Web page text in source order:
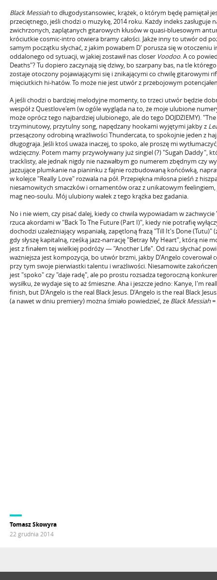
Black Messiahto długodystansowiec, krążek, o którym będę pamiętał
przeciętnego, jeśli chodzi o muzykę, 2014 roku. Każdy indeks zasługuje
zwichrzonych, zaplątanych gitarowych kłusów w quasi-bluesowym
króciutkie cosmic-intro otwiera bramy całości. Jakże inny to utwór od
samym początku słychać, z jakim powabem D' porusza się w
oddalonego od sytuacji, w jakiej zostawił nas closer Voodoo. A co
Deaths"? Tu dopiero zaczynają się dziwy, bo szarpany bas, na tle
zostaje otoczony pojawiającymi się i znikającymi co chwilę gitarowymi
mięciutkich hi-hatów. To może nie jest utwór z przebojowym
A jeśli chodzi o bardziej melodyjne momenty, to trzeci utwór będzie
wespół z Questlove'em (w ogóle wygląda na to, że moje ulubione
może oprócz tego najbardziej ulubionego, ale do tego DOJDZIEMY).
trzyminutowy, przytulny song, napędzany hookami wyjętymi jakby z
przesączony odrobiną wrażliwości Thundercata, to spokojnie jeden z
długograja. Jeśli ktoś uważa inaczej, to spoko, ale proszę mi
wdzięczny. Potem mamy przywoływany już singiel (?) "Sugah Daddy",
tracklisty, ale jednak nigdy nie nazwałbym go numerem zbędnym czy
jazzujące plumkanie na pianinku z fajnie rozbudowaną końcówką,
w kolejce "Really Love" rozwala na pół. Przepiękna miłosna pieśń z
niesamowitych smaczków i ornamentów oraz z unikatowym
mag neo-soulu. Mój ulubiony wałek z tego krążka bez gadania.
No i nie wiem, czy pisać dalej, kiedy co chwila wypowiadam w
rzuca akordami w "Back To The Future (Part I)", kiedy nie potrafię
dochodzi uzależniający wspaniałą, zapętloną frazą "Till It's Done
gdy słyszę kapitalną, rześką jazz-narrację "Betray My Heart", którą nie
jest z finałem tej wielkiej podróży — "Another Life". Od razu słychać
ważniejsza jest kompozycja, bo utwór brzmi, jakby D'Angelo coverował
przy tym swoje pierwiastki talentu i wrażliwości. Niesamowite
jest "spoko" czy "daje radę", ale po prostu rozsadza tegoroczną
wysiłku, że wydaje się to aż śmieszne. Aha i jeszcze jedno: Kanye, I'm
finish, but D'Angelo is the real Black Jesus. D'Angelo is the real Black
(a nawet w dniu premiery) można śmiało powiedzieć, że Black Messiah=
Tomasz Skowyra
22 grudnia 2014